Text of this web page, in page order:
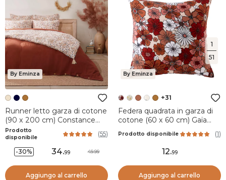
1
51
By Eminza
Runner letto garza di cotone
(90 x 200 cm) Constance
Beige pampa
Prodotto
disponibile
(55)
-30% 34.99 49.99
Aggiungo al carrello
By Eminza
+31
Federa quadrata in garza di
cotone (60 x 60 cm) Gaïa
Prodotto disponibile (1)
12.99
Aggiungo al carrello